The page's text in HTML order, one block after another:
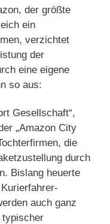
der größte
ein
verzichtet
der
eine eigene
so aus:
Gesellschaft“,
„Amazon City
die
durch
Bislang heuerte
auch ganz
typischer